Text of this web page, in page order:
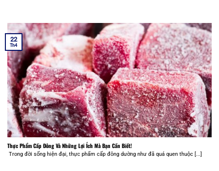
Thực Phẩm Cấp Đông Và Những Lợi Ích Mà Bạn Cần Biết!
Trong đời sống hiện đại, thực phẩm cấp đông dường như đã quá quen thuộc [...]
22
Th4